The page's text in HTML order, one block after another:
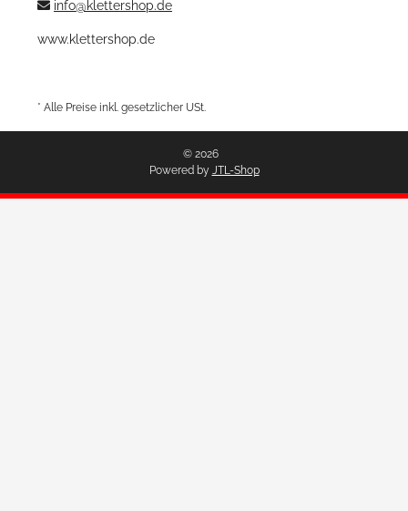
info@klettershop.de
www.klettershop.de
* Alle Preise inkl. gesetzlicher USt.
© 2026
Powered by JTL-Shop